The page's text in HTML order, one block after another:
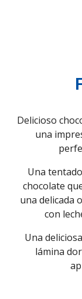
Delicioso
una
Una
chocolate
una delicada
con
Una
lámina